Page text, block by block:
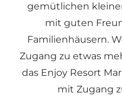
gemütlichen
mit guten
Familienhäusern.
Zugang zu etwas
das Enjoy Resort
mit Zugang